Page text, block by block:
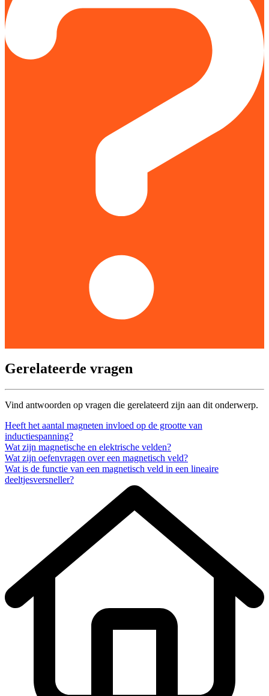
Gerelateerde vragen
Vind antwoorden op vragen die gerelateerd zijn aan dit onderwerp.
Heeft het aantal magneten invloed op de grootte van
inductiespanning?
Wat zijn magnetische en elektrische velden?
Wat zijn oefenvragen over een magnetisch veld?
Wat is de functie van een magnetisch veld in een lineaire
deeltjesversneller?